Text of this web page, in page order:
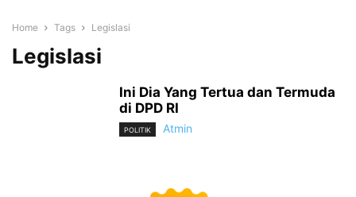
Home Tags Legislasi
Legislasi
Ini Dia Yang Tertua dan Termuda
di DPD RI
POLITIK Atmin